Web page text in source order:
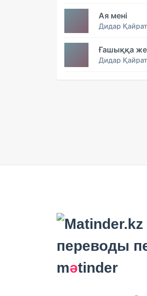
Ая мені
Дидар Қайрат
Ғашыққа
Дидар Қайрат
mәtinder